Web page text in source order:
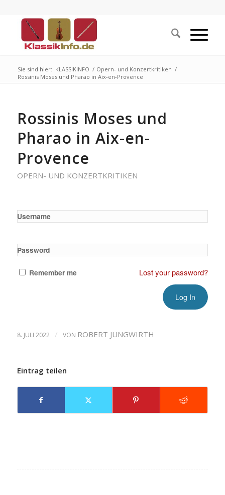
Sie sind hier: KLASSIKINFO / Opern- und Konzertkritiken /
Rossinis Moses und Pharao in Aix-en-Provence
Rossinis Moses und
Pharao in Aix-en-
Provence
OPERN- UND KONZERTKRITIKEN
Username
Password
Remember me Lost your password?
8. JULI 2022 / VON ROBERT JUNGWIRTH
Eintrag teilen